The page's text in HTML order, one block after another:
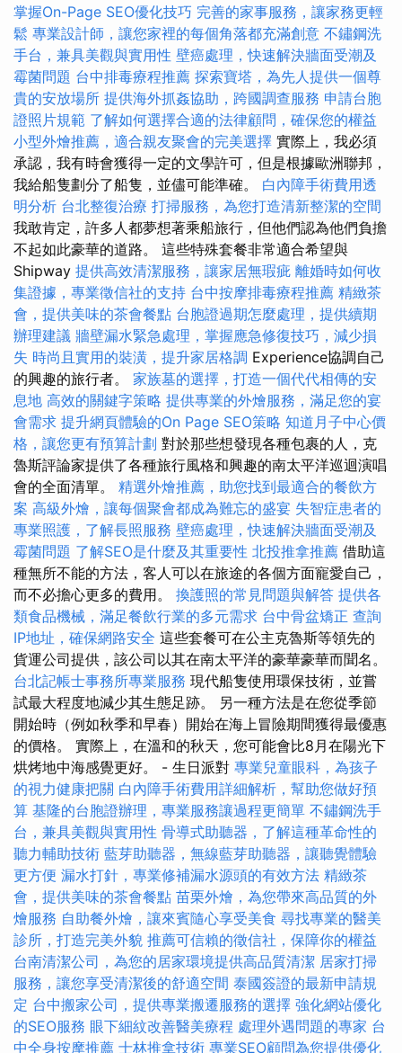
掌握On-Page SEO優化技巧 完善的家事服務，讓家務更輕
鬆 專業設計師，讓您家裡的每個角落都充滿創意 不鏽鋼洗
手台，兼具美觀與實用性 壁癌處理，快速解決牆面受潮及
霉菌問題 台中排毒療程推薦 探索寶塔，為先人提供一個尊
貴的安放場所 提供海外抓姦協助，跨國調查服務 申請台胞
證照片規範 了解如何選擇合適的法律顧問，確保您的權益
小型外燴推薦，適合親友聚會的完美選擇 實際上，我必須
承認，我有時會獲得一定的文學許可，但是根據歐洲聯邦，
我給船隻劃分了船隻，並儘可能準確。 白內障手術費用透
明分析 台北整復治療 打掃服務，為您打造清新整潔的空間
我敢肯定，許多人都夢想著乘船旅行，但他們認為他們負擔
不起如此豪華的道路。 這些特殊套餐非常適合希望與
Shipway 提供高效清潔服務，讓家居無瑕疵 離婚時如何收
集證據，專業徵信社的支持 台中按摩排毒療程推薦 精緻茶
會，提供美味的茶會餐點 台胞證過期怎麼處理，提供續期
辦理建議 牆壁漏水緊急處理，掌握應急修復技巧，減少損
失 時尚且實用的裝潢，提升家居格調 Experience協調自己
的興趣的旅行者。 家族墓的選擇，打造一個代代相傳的安
息地 高效的關鍵字策略 提供專業的外燴服務，滿足您的宴
會需求 提升網頁體驗的On Page SEO策略 知道月子中心價
格，讓您更有預算計劃 對於那些想發現各種包裹的人，克
魯斯評論家提供了各種旅行風格和興趣的南太平洋巡迴演唱
會的全面清單。 精選外燴推薦，助您找到最適合的餐飲方
案 高級外燴，讓每個聚會都成為難忘的盛宴 失智症患者的
專業照護，了解長照服務 壁癌處理，快速解決牆面受潮及
霉菌問題 了解SEO是什麼及其重要性 北投推拿推薦 借助這
種無所不能的方法，客人可以在旅途的各個方面寵愛自己，
而不必擔心更多的費用。 換護照的常見問題與解答 提供各
類食品機械，滿足餐飲行業的多元需求 台中骨盆矯正 查詢
IP地址，確保網路安全 這些套餐可在公主克魯斯等領先的
貨運公司提供，該公司以其在南太平洋的豪華豪華而聞名。
台北記帳士事務所專業服務 現代船隻使用環保技術，並嘗
試最大程度地減少其生態足跡。 另一種方法是在您從季節
開始時（例如秋季和早春）開始在海上冒險期間獲得最優惠
的價格。 實際上，在溫和的秋天，您可能會比8月在陽光下
烘烤地中海感覺更好。 - 生日派對 專業兒童眼科，為孩子
的視力健康把關 白內障手術費用詳細解析，幫助您做好預
算 基隆的台胞證辦理，專業服務讓過程更簡單 不鏽鋼洗手
台，兼具美觀與實用性 骨導式助聽器，了解這種革命性的
聽力輔助技術 藍芽助聽器，無線藍芽助聽器，讓聽覺體驗
更方便 漏水打針，專業修補漏水源頭的有效方法 精緻茶
會，提供美味的茶會餐點 苗栗外燴，為您帶來高品質的外
燴服務 自助餐外燴，讓來賓隨心享受美食 尋找專業的醫美
診所，打造完美外貌 推薦可信賴的徵信社，保障你的權益
台南清潔公司，為您的居家環境提供高品質清潔 居家打掃
服務，讓您享受清潔後的舒適空間 泰國簽證的最新申請規
定 台中搬家公司，提供專業搬遷服務的選擇 強化網站優化
的SEO服務 眼下細紋改善醫美療程 處理外遇問題的專家 台
中全身按摩推薦 士林推拿技術 專業SEO顧問為您提供優化